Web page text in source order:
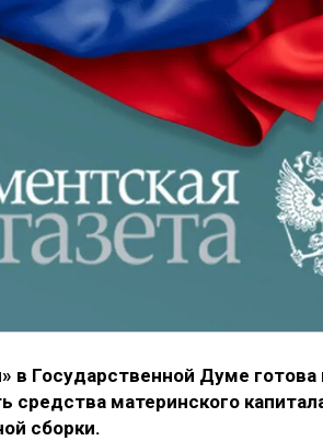
в Государственной Думе готова
материнского
сборки.